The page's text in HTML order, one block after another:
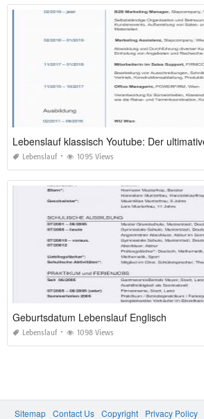
Lebenslauf 1095 Views
Geburtsdatum Lebenslauf Englisch
Lebenslauf 1098 Views
Sitemap Contact Us Copyright Privacy Policy